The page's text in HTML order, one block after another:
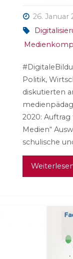
26. Januar
Politik,
diskutierten
2020:
Medien“
schulische